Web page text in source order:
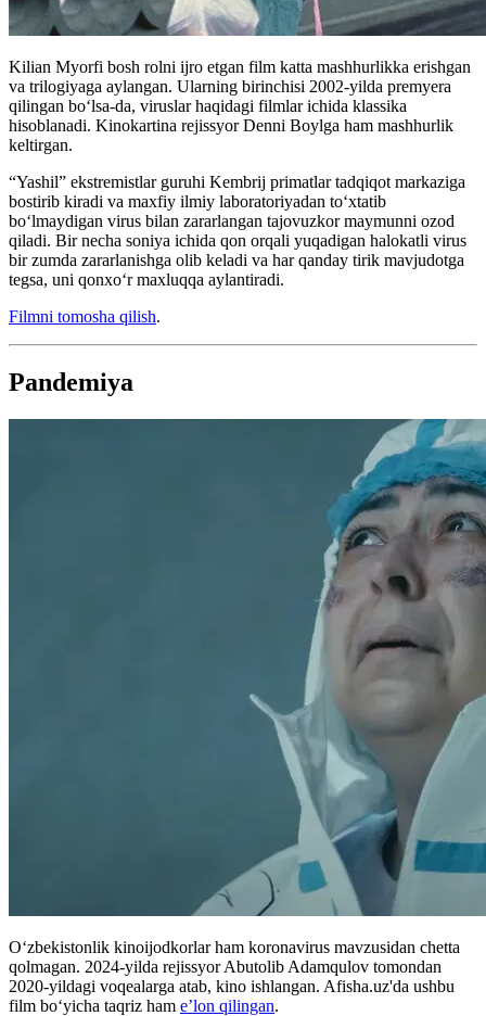
Kilian Myorfi bosh rolni ijro etgan film katta mashhurlikka erishgan
va trilogiyaga aylangan. Ularning birinchisi 2002-yilda premyera
qilingan boʻlsa-da, viruslar haqidagi filmlar ichida klassika
hisoblanadi. Kinokartina rejissyor Denni Boylga ham mashhurlik
keltirgan.
“Yashil” ekstremistlar guruhi Kembrij primatlar tadqiqot markaziga
bostirib kiradi va maxfiy ilmiy laboratoriyadan to‘xtatib
bo‘lmaydigan virus bilan zararlangan tajovuzkor maymunni ozod
qiladi. Bir necha soniya ichida qon orqali yuqadigan halokatli virus
bir zumda zararlanishga olib keladi va har qanday tirik mavjudotga
tegsa, uni qonxo‘r maxluqqa aylantiradi.
Filmni tomosha qilish.
Pandemiya
Oʻzbekistonlik kinoijodkorlar ham koronavirus mavzusidan chetta
qolmagan. 2024-yilda rejissyor Abutolib Adamqulov tomondan
2020-yildagi voqealarga atab, kino ishlangan. Afisha.uz'da ushbu
film boʻyicha taqriz ham e’lon qilingan.